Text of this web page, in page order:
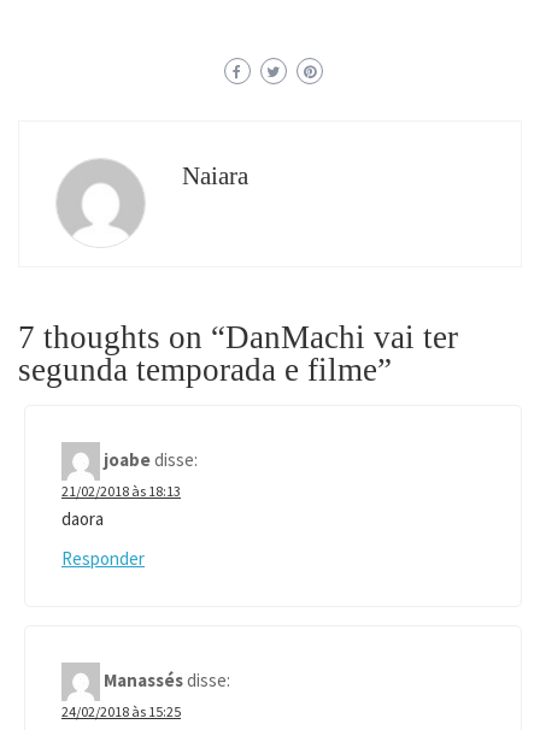
Naiara
7 thoughts on “DanMachi vai ter
segunda temporada e filme”
joabedisse:
21/02/2018 às 18:13
daora
Responder
Manassésdisse:
24/02/2018 às 15:25